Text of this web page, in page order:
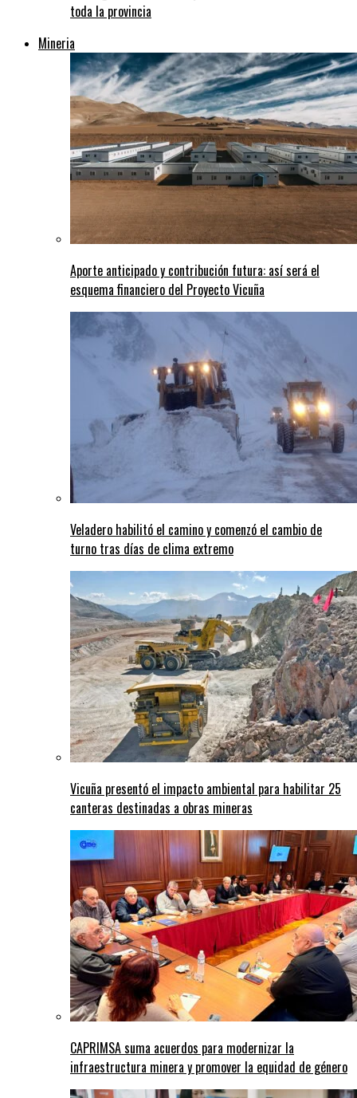
toda la provincia
Mineria
Aporte anticipado y contribución futura: así será el
esquema financiero del Proyecto Vicuña
Veladero habilitó el camino y comenzó el cambio de
turno tras días de clima extremo
Vicuña presentó el impacto ambiental para habilitar 25
canteras destinadas a obras mineras
CAPRIMSA suma acuerdos para modernizar la
infraestructura minera y promover la equidad de género